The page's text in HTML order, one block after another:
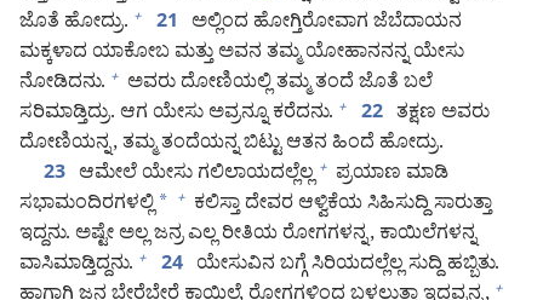
ಜೊತೆ ಹೋದ್ರು. + 21
ಅಲ್ಲಿಂದ ಹೋಗ್ತಿರೋವಾಗ ಜೆಬೆದಾಯನ
ಮಕ್ಕಳಾದ ಯಾಕೋಬ ಮತ್ತು ಅವನ ತಮ್ಮ ಯೋಹಾನನನ್ನ ಯೇಸು
ನೋಡಿದನು. + ಅವರು ದೋಣಿಯಲ್ಲಿ ತಮ್ಮ ತಂದೆ ಜೊತೆ ಬಲೆ
ಸರಿಮಾಡ್ತಿದ್ರು. ಆಗ ಯೇಸು ಅವ್ರನ್ನೂ ಕರೆದನು. + 22 ತಕ್ಷಣ ಅವರು
ದೋಣಿಯನ್ನ, ತಮ್ಮ ತಂದೆಯನ್ನ ಬಿಟ್ಟು ಆತನ ಹಿಂದೆ ಹೋದ್ರು.
23 ಆಮೇಲೆ ಯೇಸು ಗಲಿಲಾಯದಲ್ಲೆಲ್ಲ + ಪ್ರಯಾಣ ಮಾಡಿ
ಸಭಾಮಂದಿರಗಳಲ್ಲಿ * + ಕಲಿಸ್ತಾ ದೇವರ ಆಳ್ವಿಕೆಯ ಸಿಹಿಸುದ್ದಿ ಸಾರುತ್ತಾ
ಇದ್ದನು. ಅಷ್ಟೇ ಅಲ್ಲ ಜನ್ರ ಎಲ್ಲ ರೀತಿಯ ರೋಗಗಳನ್ನ, ಕಾಯಿಲೆಗಳನ್ನ
ವಾಸಿಮಾಡ್ತಿದ್ದನು. + 24 ಯೇಸುವಿನ ಬಗ್ಗೆ ಸಿರಿಯದಲ್ಲೆಲ್ಲ ಸುದ್ದಿ ಹಬ್ಬಿತು.
+